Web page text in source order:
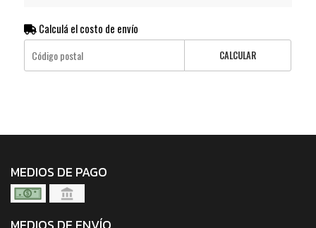
Calculá el costo de envío
CALCULAR
MEDIOS DE PAGO